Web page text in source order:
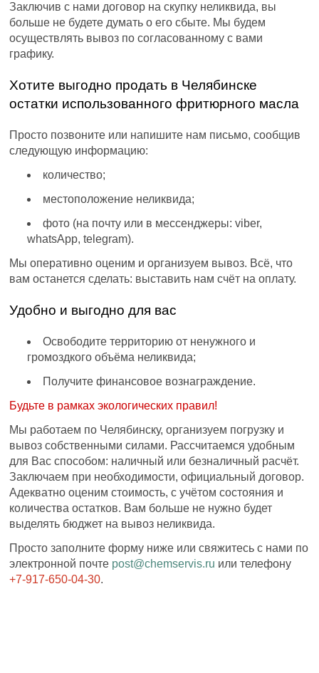
Заключив с нами договор на скупку неликвида, вы
больше не будете думать о его сбыте. Мы будем
осуществлять вывоз по согласованному с вами
графику.
Хотите выгодно продать в Челябинске
остатки использованного фритюрного масла
Просто позвоните или напишите нам письмо, сообщив
следующую информацию:
количество;
местоположение неликвида;
фото (на почту или в мессенджеры: viber,
whatsApp, telegram).
Мы оперативно оценим и организуем вывоз. Всё, что
вам останется сделать: выставить нам счёт на оплату.
Удобно и выгодно для вас
Освободите территорию от ненужного и
громоздкого объёма неликвида;
Получите финансовое вознаграждение.
Будьте в рамках экологических правил!
Мы работаем по Челябинску, организуем погрузку и
вывоз собственными силами. Рассчитаемся удобным
для Вас способом: наличный или безналичный расчёт.
Заключаем при необходимости, официальный договор.
Адекватно оценим стоимость, с учётом состояния и
количества остатков. Вам больше не нужно будет
выделять бюджет на вывоз неликвида.
Просто заполните форму ниже или свяжитесь с нами по
электронной почте post@chemservis.ru или телефону
+7-917-650-04-30.